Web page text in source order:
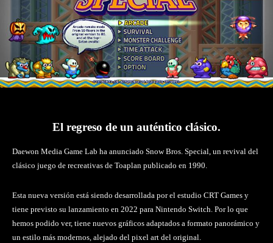
El regreso de un auténtico clásico.
Daewon Media Game Lab ha anunciado Snow Bros. Special, un revival del
clásico juego de recreativas de Toaplan publicado en 1990.
Esta nueva versión está siendo desarrollada por el estudio CRT Games y
tiene previsto su lanzamiento en 2022 para Nintendo Switch. Por lo que
hemos podido ver, tiene nuevos gráficos adaptados a formato panorámico y
un estilo más modernos, alejado del pixel art del original.